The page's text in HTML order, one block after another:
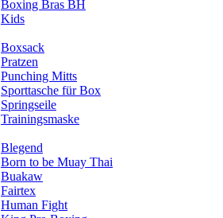
Boxing Bras BH
Kids
Boxsack
Pratzen
Punching Mitts
Sporttasche für Box
Springseile
Trainingsmaske
Blegend
Born to be Muay Thai
Buakaw
Fairtex
Human Fight